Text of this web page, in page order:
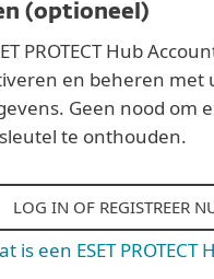
(optioneel)
PROTECT Hub
en beheren met
Geen nood om
te onthouden.
LOG IN OF REGISTREER
is een ESET PROTECT